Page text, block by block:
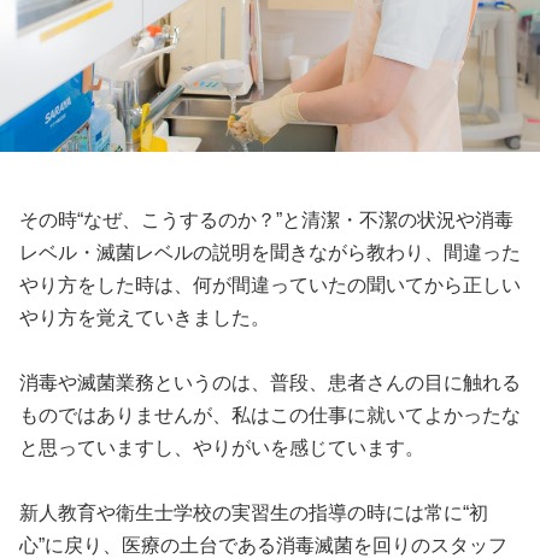
その時“なぜ、こうするのか？”と清潔・不潔の状況や消毒
レベル・滅菌レベルの説明を聞きながら教わり、間違った
やり方をした時は、何が間違っていたの聞いてから正しい
やり方を覚えていきました。
消毒や滅菌業務というのは、普段、患者さんの目に触れる
ものではありませんが、私はこの仕事に就いてよかったな
と思っていますし、やりがいを感じています。
新人教育や衛生士学校の実習生の指導の時には常に“初
心”に戻り、医療の土台である消毒滅菌を回りのスタッフ